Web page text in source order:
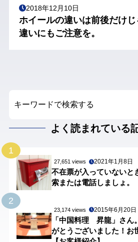
2018年12月10日
ホイールの違いは前後だけ
違いにもご注意を。
よく読まれている
1
27,651 views 2021年1月8日
不在票が入っていないと
索または電話しましょ。
2
23,174 views 2015年6月20日
「中国料理 昇龍」さん
がとうございました！お